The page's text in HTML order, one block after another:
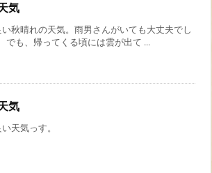
気
い秋晴れの天気。雨男さんがいても大丈夫でし
でも、帰ってくる頃には雲が出て ...
気
い天気っす。